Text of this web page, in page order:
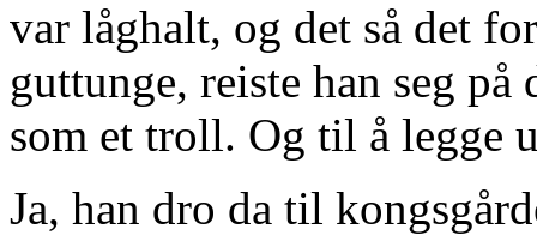
var låghalt, og det så det
guttunge, reiste han seg
som et troll. Og til å legge
Ja, han dro da til